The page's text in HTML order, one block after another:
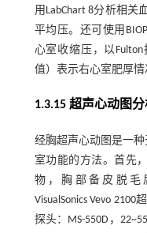
用LabChart 8分析相
平均压。还可使用
心室收缩压，以
值）表示右心室肥厚情
1.3.15 超声心动图
经胸超声心动图是一
室功能的方法。首先
物，胸部备皮脱毛
VisualSonics Vevo
探头：MS-550D，